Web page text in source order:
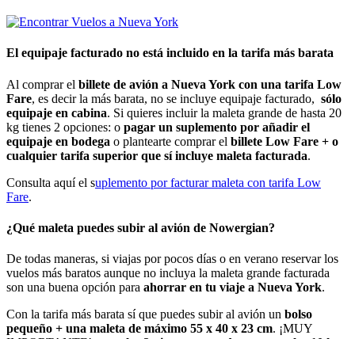
El equipaje facturado no está incluido en la tarifa más barata
Al comprar el billete de avión a Nueva York con una tarifa Low
Fare, es decir la más barata, no se incluye equipaje facturado, sólo
equipaje en cabina. Si quieres incluir la maleta grande de hasta 20
kg tienes 2 opciones: o pagar un suplemento por añadir el
equipaje en bodega o plantearte comprar el billete Low Fare + o
cualquier tarifa superior que sí incluye maleta facturada.
Consulta aquí el suplemento por facturar maleta con tarifa Low
Fare.
¿Qué maleta puedes subir al avión de Nowergian?
De todas maneras, si viajas por pocos días o en verano reservar los
vuelos más baratos aunque no incluya la maleta grande facturada
son una buena opción para ahorrar en tu viaje a Nueva York.
Con la tarifa más barata sí que puedes subir al avión un bolso
pequeño + una maleta de máximo 55 x 40 x 23 cm. ¡MUY